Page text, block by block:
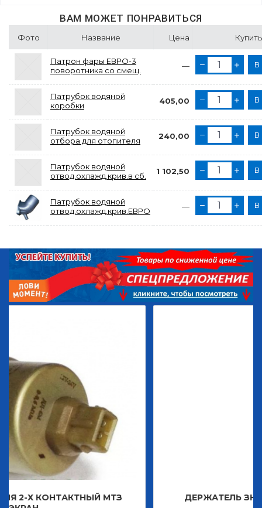
ВАМ МОЖЕТ ПОНРАВИТЬСЯ
Фото Название Цена Купить
Патрон фары ЕВРО-3
поворотника со смещ.
— В
Патрубок водяной
коробки
405,00 В
Патрубок водяной
отбора для отопителя
240,00 В
Патрубок водяной
отвод.охлажд.крив.в сб.
1 102,50 В
Патрубок водяной
отвод.охлажд.крив.ЕВРО
— В
МТЗ ДЕРЖАТЕЛЬ ЗНАКА